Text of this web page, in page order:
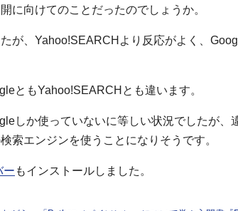
に向けてのことだったのでしょうか。
が、Yahoo!SEARCHより反応がよく、
ともYahoo!SEARCHとも違います。
しか使っていないに等しい状況でしたが、
索エンジンを使うことになりそうです。
ー もインストールしました。